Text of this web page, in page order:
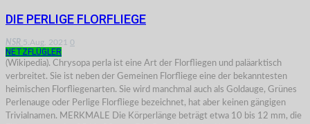
DIE PERLIGE FLORFLIEGE
NSR 5.Aug. 2021 0
NETZFLÜGLER
(Wikipedia). Chrysopa perla ist eine Art der Florfliegen und paläarktisch
verbreitet. Sie ist neben der Gemeinen Florfliege eine der bekanntesten
heimischen Florfliegenarten. Sie wird manchmal auch als Goldauge, Grünes
Perlenauge oder Perlige Florfliege bezeichnet, hat aber keinen gängigen
Trivialnamen. MERKMALE Die Körperlänge beträgt etwa 10 bis 12 mm, die